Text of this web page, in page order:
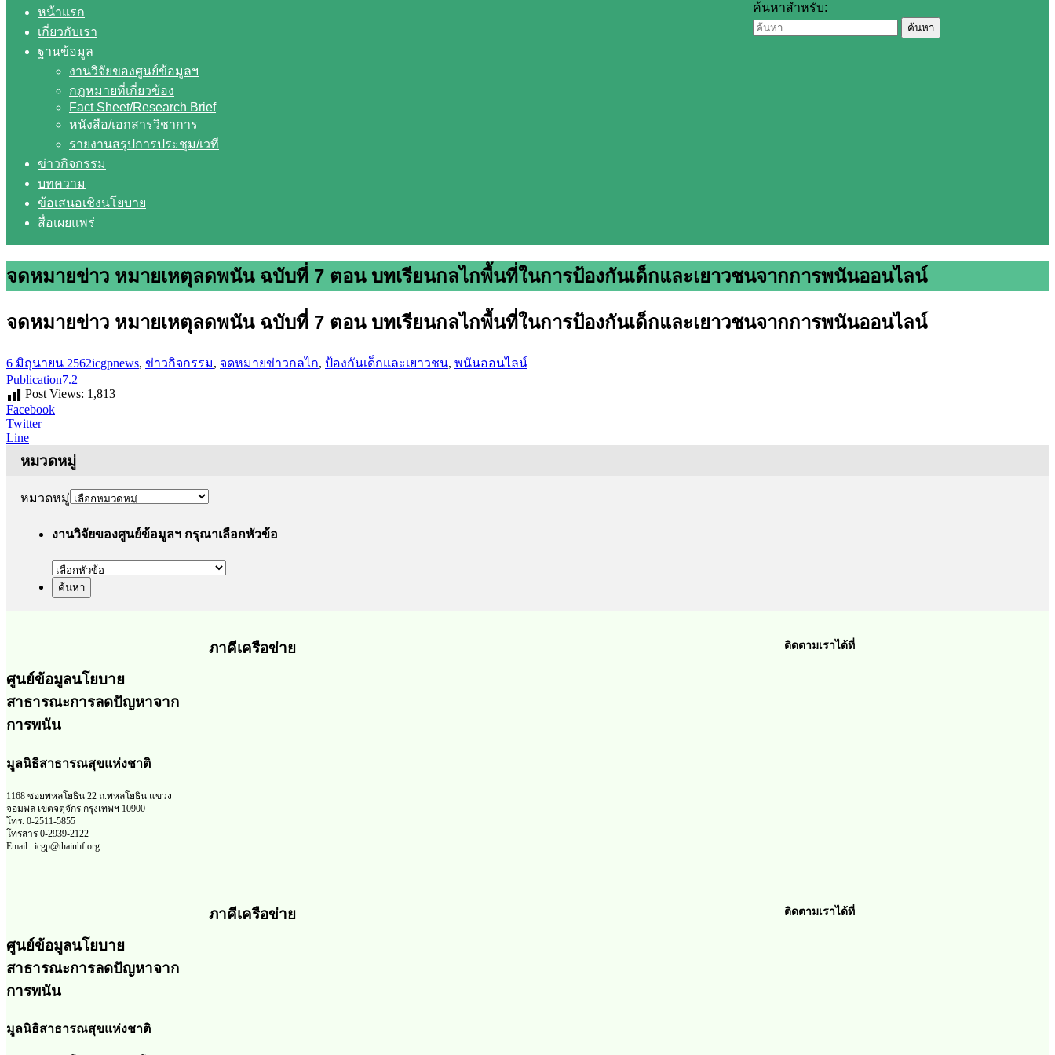
หน้าแรก
เกี่ยวกับเรา
ฐานข้อมูล
งานวิจัยของศูนย์ข้อมูลฯ
กฎหมายที่เกี่ยวข้อง
Fact Sheet/Research Brief
หนังสือ/เอกสารวิชาการ
รายงานสรุปการประชุม/เวที
ข่าวกิจกรรม
บทความ
ข้อเสนอเชิงนโยบาย
สื่อเผยแพร่
ค้นหาสำหรับ:
จดหมายข่าว หมายเหตุลดพนัน ฉบับที่ 7 ตอน บทเรียนกลไกพื้นที่ในการป้องกันเด็กและเยาวชนจากการพนันออนไลน์
จดหมายข่าว หมายเหตุลดพนัน ฉบับที่ 7 ตอน บทเรียนกลไกพื้นที่ในการป้องกันเด็กและเยาวชนจากการพนันออนไลน์
6 มิถุนายน 2562icgpnews, ข่าวกิจกรรม, จดหมายข่าวกลไก, ป้องกันเด็กและเยาวชน, พนันออนไลน์
Publication7.2
Post Views: 1,813
Facebook
Twitter
Line
หมวดหมู่
หมวดหมู่
งานวิจัยของศูนย์ข้อมูลฯ กรุณาเลือกหัวข้อ
ศูนย์ข้อมูลนโยบาย
สาธารณะการลดปัญหาจาก
การพนัน
มูลนิธิสาธารณสุขแห่งชาติ
1168 ซอยพหลโยธิน 22 ถ.พหลโยธิน แขวง
จอมพล เขตจตุจักร กรุงเทพฯ 10900
โทร. 0-2511-5855
โทรสาร 0-2939-2122
Email : icgp@thainhf.org
ภาคีเครือข่าย ติดตามเราได้ที่
ศูนย์ข้อมูลนโยบาย
สาธารณะการลดปัญหาจาก
การพนัน
มูลนิธิสาธารณสุขแห่งชาติ
ภาคีเครือข่าย ติดตามเราได้ที่